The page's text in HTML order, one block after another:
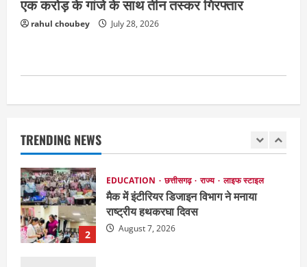
एक करोड़ के गांजे के साथ तीन तस्कर गिरफ्तार
rahul choubey July 28, 2026
TRENDING NEWS
छत्तीसगढ़ राजनीति
151 किमी विधायक भावना बोहरा करेंगी
2
EDUCATION छत्तीसगढ़ राज्य लाइफ स्टाइल
3
छत्तीसगढ़ राज्य लाइफ स्टाइल
एक रक्तदान , दोस्ती के नाम
August 7, 2026